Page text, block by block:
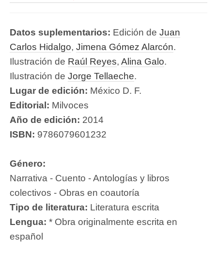
Datos suplementarios: Edición de Juan
Carlos Hidalgo, Jimena Gómez Alarcón.
Ilustración de Raúl Reyes, Alina Galo.
Ilustración de Jorge Tellaeche.
Lugar de edición: México D. F.
Editorial: Milvoces
Año de edición: 2014
ISBN: 9786079601232
Género:
Narrativa - Cuento - Antologías y libros
colectivos - Obras en coautoría
Tipo de literatura: Literatura escrita
Lengua: * Obra originalmente escrita en
español